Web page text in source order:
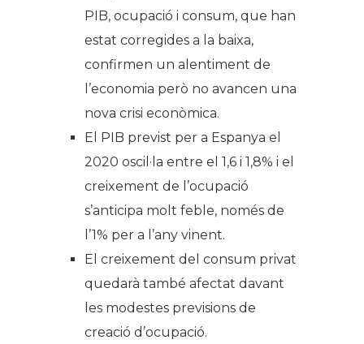
PIB, ocupació i consum, que han
estat corregides a la baixa,
confirmen un alentiment de
l’economia però no avancen una
nova crisi econòmica.
El PIB previst per a Espanya el
2020 oscil·la entre el 1,6 i 1,8% i el
creixement de l’ocupació
s’anticipa molt feble, només de
l’1% per a l’any vinent.
El creixement del consum privat
quedarà també afectat davant
les modestes previsions de
creació d’ocupació.